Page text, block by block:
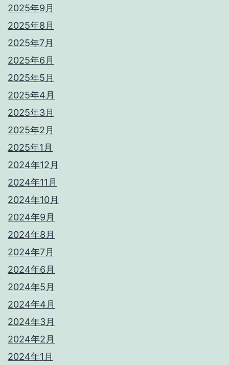
2025年9月
2025年8月
2025年7月
2025年6月
2025年5月
2025年4月
2025年3月
2025年2月
2025年1月
2024年12月
2024年11月
2024年10月
2024年9月
2024年8月
2024年7月
2024年6月
2024年5月
2024年4月
2024年3月
2024年2月
2024年1月